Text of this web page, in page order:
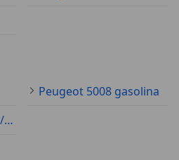
Peugeot 5008 gasolina
Peugeot 5008 electro/gasolina